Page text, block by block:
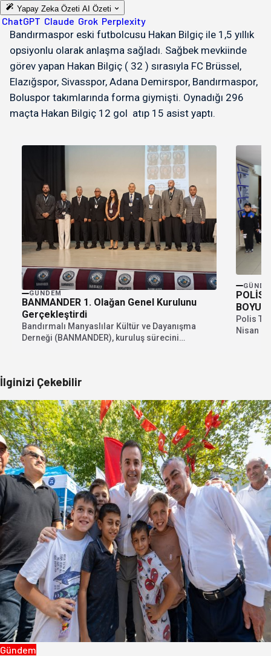
Yapay Zeka Özeti AI Özeti
ChatGPT Claude Grok Perplexity
Bandırmaspor eski futbolcusu Hakan Bilgiç ile 1,5 yıllık
opsiyonlu olarak anlaşma sağladı. Sağbek mevkiinde
görev yapan Hakan Bilgiç ( 32 ) sırasıyla FC Brüssel,
Elazığspor, Sivasspor, Adana Demirspor, Bandırmaspor,
Boluspor takımlarında forma giymişti. Oynadığı 296
maçta Hakan Bilgiç 12 gol atıp 15 asist yaptı.
GÜNDEM
BANMANDER 1. Olağan Genel Kurulunu
Gerçekleştirdi
Bandırmalı Manyaslılar Kültür ve Dayanışma
Derneği (BANMANDER), kuruluş sürecini
POLİS
Polis
Nisan
İlginizi Çekebilir
Gündem